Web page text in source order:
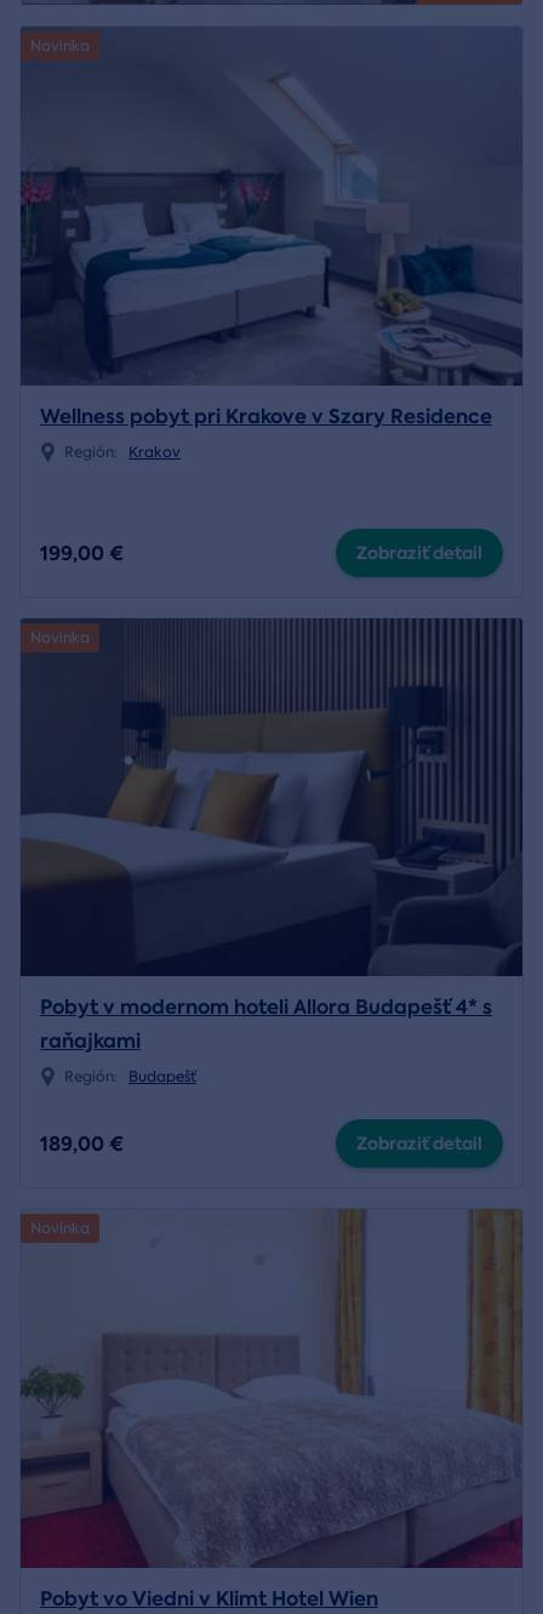
Novinka
Wellness pobyt pri Krakove v Szary Residence
Región: Krakov
199,00 € Zobraziť detail
Novinka
Pobyt v modernom hoteli Allora Budapešť 4* s
raňajkami
Región: Budapešť
189,00 € Zobraziť detail
Novinka
Pobyt vo Viedni v Klimt Hotel Wien